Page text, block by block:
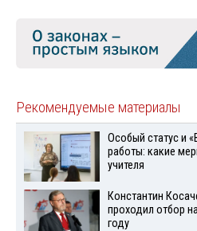
Рекомендуемые материалы
Особый статус и
работы: какие
учителя
Константин
проходил отбор
году